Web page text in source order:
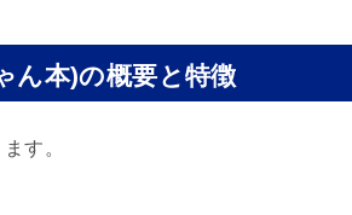
ん本)の概要と特徴
す。